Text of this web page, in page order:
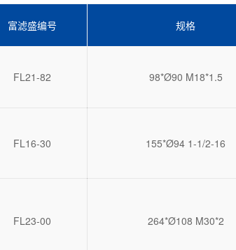
富滤盛编号 规格
FL21-82 98*Ø90 M18*1.5
FL16-30 155*Ø94 1-1/2-16
FL23-00 264*Ø108 M30*2